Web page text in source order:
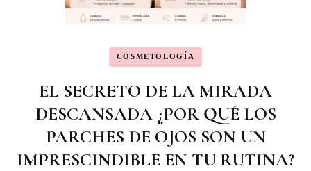
COSMETOLOGÍA
EL SECRETO DE LA MIRADA
DESCANSADA ¿POR QUÉ LOS
PARCHES DE OJOS SON UN
IMPRESCINDIBLE EN TU RUTINA?